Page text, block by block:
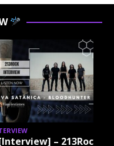
– 213Rock